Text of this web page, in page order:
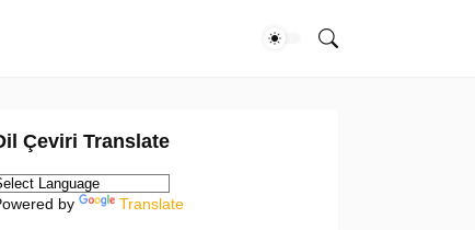
Çeviri Translate
by Translate